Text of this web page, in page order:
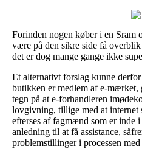
Forinden nogen køber i en Sram
være på den sikre side få
det er dog mange gange ikke
Et alternativt forslag kunne
butikken er medlem af e-mærket,
tegn på at e-forhandleren
lovgivning, tillige med at internet
efterses af fagmænd som er inde
anledning til at få assistance,
problemstillinger i processen